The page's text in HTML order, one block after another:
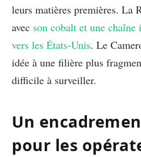
leurs matières premières. La
avec son cobalt et une
vers les États-Unis. Le
idée à une filière plus
difficile à surveiller.
Un
pour les